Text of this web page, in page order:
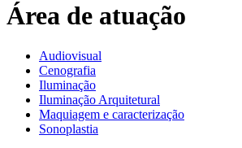
Área de atuação
Audiovisual
Cenografia
Iluminação
Iluminação Arquitetural
Maquiagem e caracterização
Sonoplastia